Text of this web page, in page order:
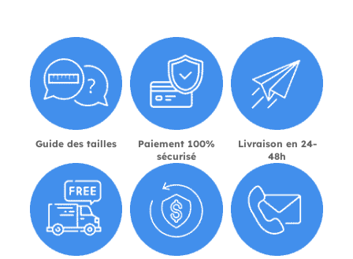
Guide des tailles
Paiement 100%
sécurisé
Livraison en 24-
48h